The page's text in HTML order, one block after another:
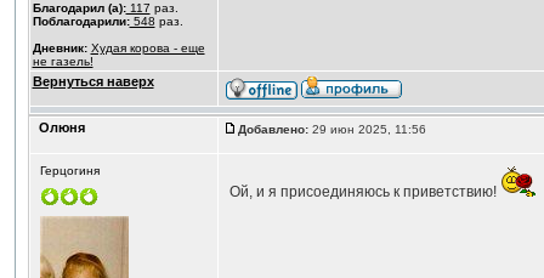
Благодарил (а):117 раз.
Поблагодарили:548 раз.
Дневник: Худая корова - еще
не газель!
Вернуться наверх
Олюня Добавлено:29 июн 2025, 11:56
Герцогиня
Ой, и я присоединяюсь к приветствию!